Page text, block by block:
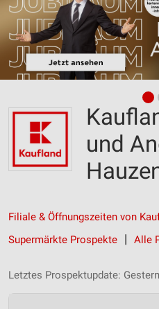
und
Filiale & Öffnungszeiten von
Supermärkte Prospekte
Alle
Letztes Prospektupdate: Gestern